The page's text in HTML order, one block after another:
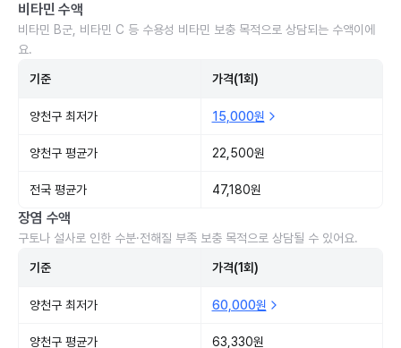
비타민 수액
비타민 B군, 비타민 C 등 수용성 비타민 보충 목적으로 상담되는 수액이에
요.
기준 가격(1회)
양천구 최저가 15,000원
양천구 평균가 22,500원
전국 평균가 47,180원
장염 수액
구토나 설사로 인한 수분·전해질 부족 보충 목적으로 상담될 수 있어요.
기준 가격(1회)
양천구 최저가 60,000원
양천구 평균가 63,330원